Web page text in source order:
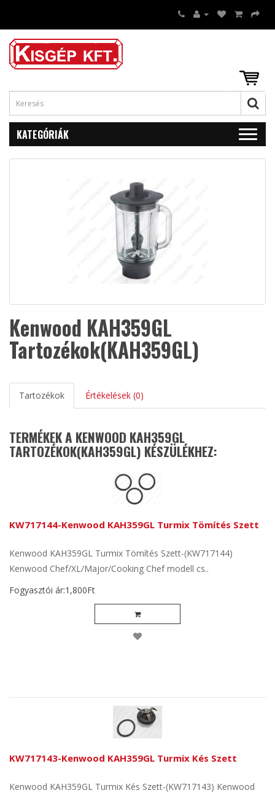
KATEGÓRIÁK
Kenwood KAH359GL
Tartozékok(KAH359GL)
Tartozékok Értékelések (0)
TERMÉKEK A KENWOOD KAH359GL
TARTOZÉKOK(KAH359GL) KÉSZÜLÉKHEZ:
KW717144-Kenwood KAH359GL Turmix Tömítés Szett
Kenwood KAH359GL Turmix Tömítés Szett-(KW717144)
Kenwood Chef/XL/Major/Cooking Chef modell cs..
Fogyasztói ár:1,800Ft
KW717143-Kenwood KAH359GL Turmix Kés Szett
Kenwood KAH359GL Turmix Kés Szett-(KW717143) Kenwood